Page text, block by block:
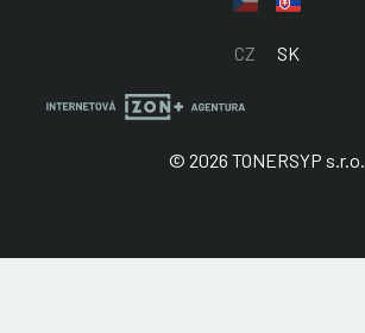
CZ SK
© 2026 TONERSYP s.r.o.